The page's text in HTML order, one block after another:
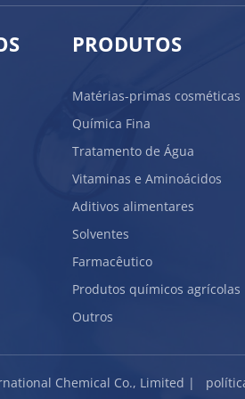
PRODUTOS
Matérias-primas cosméticas
Química Fina
Tratamento de Água
Vitaminas e Aminoácidos
Aditivos alimentares
Solventes
Farmacêutico
Produtos químicos agrícolas
Outros
Chemical Co., Limited |